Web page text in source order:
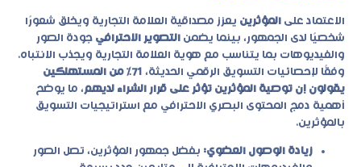
الاعتماد على المؤثرين يعزز مصداقية العلامة التجارية ويخلق شعورًا
شخصيًا لدى الجمهور، بينما يضمن التصوير الاحترافي جودة الصور
والفيديوهات بما يتناسب مع هوية العلامة التجارية ويجذب الانتباه.
وفقًا لإحصائيات التسويق الرقمي الحديثة،
71% من المستهلكين
يقولون إن توصية المؤثرين تؤثر على قرار الشراء لديهم، ما يوضح
أهمية دمج المحتوى البصري الاحترافي مع استراتيجيات التسويق
بالمؤثرين.
زيادة الوصول العضوي: بفضل جمهور المؤثرين، تصل الصور